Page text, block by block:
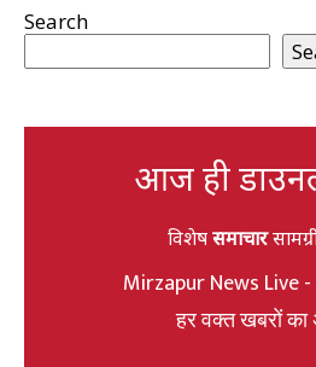
Search
आज ही
विशेषसमाचार
Mirzapur News Live
हर वक्त खबरों